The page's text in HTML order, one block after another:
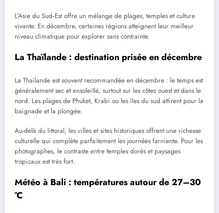
L’Asie du Sud‑Est offre un mélange de plages, temples et culture
vivante. En décembre, certaines régions atteignent leur meilleur
niveau climatique pour explorer sans contrainte.
La Thaïlande : destination prisée en décembre
La Thaïlande est souvent recommandée en décembre : le temps est
généralement sec et ensoleillé, surtout sur les côtes ouest et dans le
nord. Les plages de Phuket, Krabi ou les îles du sud attirent pour la
baignade et la plongée.
Au-delà du littoral, les villes et sites historiques offrent une richesse
culturelle qui complète parfaitement les journées farniente. Pour les
photographes, le contraste entre temples dorés et paysages
tropicaux est très fort.
Météo à Bali : températures autour de 27–30
°C